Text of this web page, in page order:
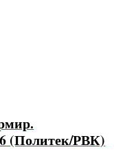
(Политек/РВК)